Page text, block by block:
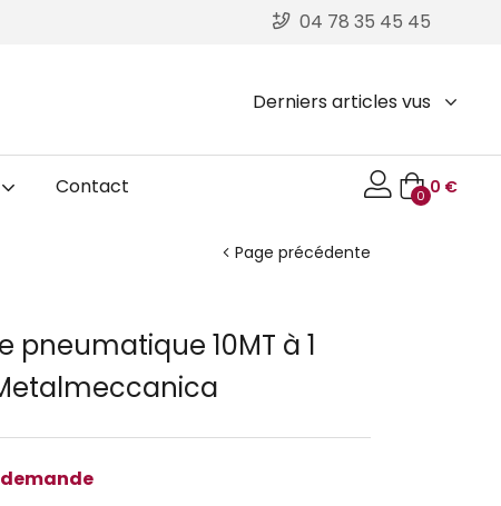
04 78 35 45 45
Derniers articles vus
Contact 0 0 €
Page précédente
pneumatique 10MT à 1
demande